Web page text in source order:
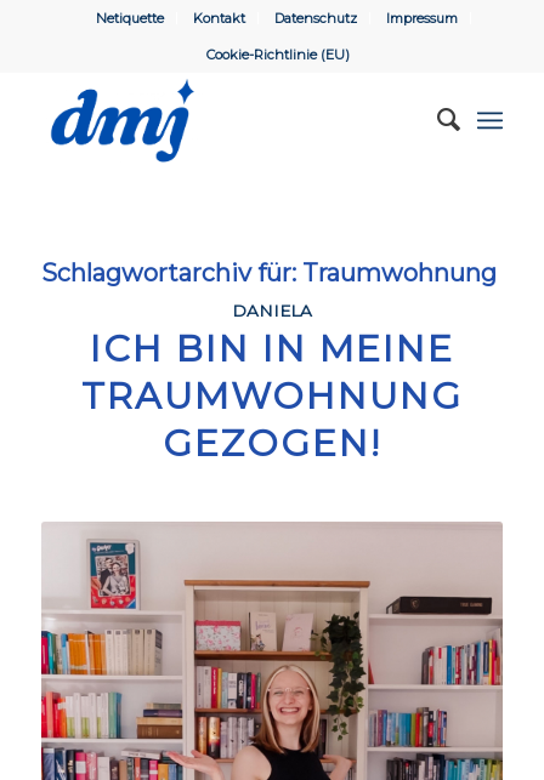
Netiquette Kontakt Datenschutz Impressum
Cookie-Richtlinie (EU)
Schlagwortarchiv für: Traumwohnung
DANIELA
ICH BIN IN MEINE
TRAUMWOHNUNG
GEZOGEN!